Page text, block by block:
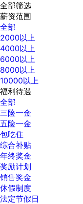
全部筛选
薪资范围
全部
2000以上
4000以上
6000以上
8000以上
10000以上
福利待遇
全部
三险一金
五险一金
包吃住
综合补贴
年终奖金
奖励计划
销售奖金
休假制度
法定节假日